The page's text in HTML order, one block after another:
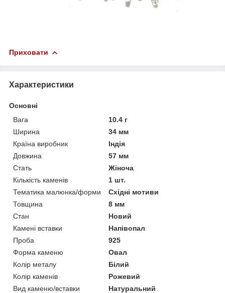
Приховати
Характеристики
Основні
Вага
10.4 г
Ширина
34 мм
Країна виробник
Індія
Довжина
57 мм
Стать
Жіноча
Кількість каменів
1 шт.
Тематика малюнка/форми
Східні мотиви
Товщина
8 мм
Стан
Новий
Камені вставки
Напівопал
Проба
925
Форма каменю
Овал
Колір металу
Білий
Колір каменів
Рожевий
Вид каменю/вставки
Натуральний